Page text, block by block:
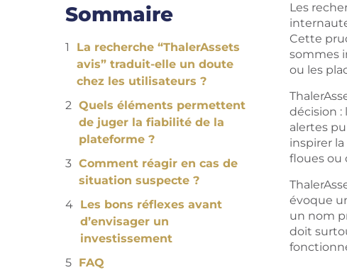
Sommaire
La recherche “ThalerAssets
avis” traduit-elle un doute
chez les utilisateurs ?
Quels éléments permettent
de juger la fiabilité de la
plateforme ?
Comment réagir en cas de
situation suspecte ?
Les bons réflexes avant
d’envisager un
investissement
FAQ
Les
Cette
sommes
ou les
décision :
alertes
inspirer
floues ou
évoque
un nom
doit